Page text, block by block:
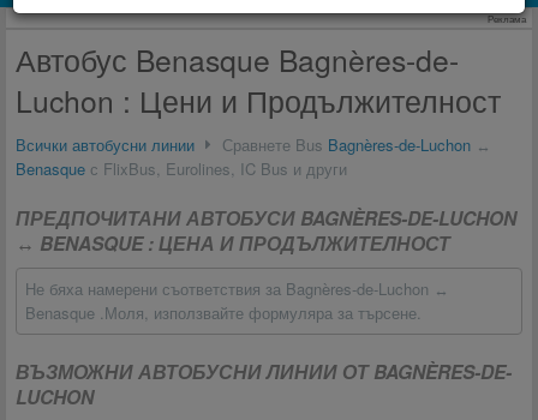
Реклама
Автобус Benasque Bagnères-de-
Luchon : Цени и Продължителност
Всички автобусни линии Сравнете Bus Bagnères-de-Luchon ↔
Benasque с FlixBus, Eurolines, IC Bus и други
ПРЕДПОЧИТАНИ АВТОБУСИ BAGNÈRES-DE-LUCHON
↔ BENASQUE : ЦЕНА И ПРОДЪЛЖИТЕЛНОСТ
Не бяха намерени съответствия за Bagnères-de-Luchon ↔
Benasque .Моля, използвайте формуляра за търсене.
ВЪЗМОЖНИ АВТОБУСНИ ЛИНИИ ОТ BAGNÈRES-DE-
LUCHON